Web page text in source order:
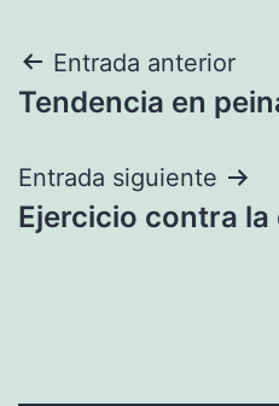
Navegación
de
entradas
Entrada anterior
Tendencia en
Entrada siguiente
Ejercicio contra la